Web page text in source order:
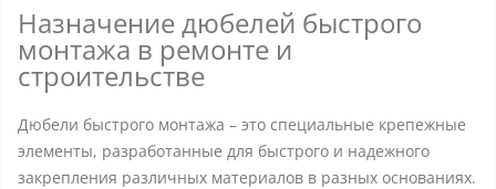
Назначение дюбелей быстрого
монтажа в ремонте и
строительстве
Дюбели быстрого монтажа – это специальные крепежные
элементы, разработанные для быстрого и надежного
закрепления различных материалов в разных основаниях.